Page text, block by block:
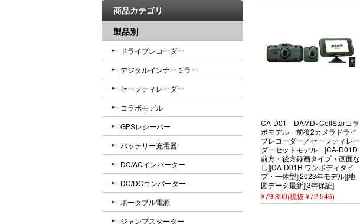
CA-D01 DAMD×CellStarコラ
ボモデル 前後2カメラドライ
ブレコーダー／セーフティレー
ダーセットモデル [CA-D01D
前方・後方録画タイプ・画面な
し][CA-D01R ワンボディタイ
プ・一体型][2023年モデル][地
図データ最新][3年保証]
¥79,800(税抜 ¥72,546)
商品カテゴリ
製品別
ドライブレコーダー
デジタルインナーミラー
セーフティレーダー
コラボモデル
GPSレシーバー
バッテリー充電器
DC/ACインバーター
DC/DCコンバーター
ポータブル電源
ジャンプスターター